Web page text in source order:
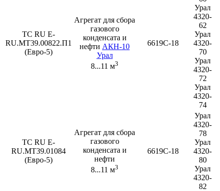
ТС RU E-
RU.МТ39.00822.П1
(Евро-5)
Агрегат для сбора
газового
конденсата и
нефти АКН-10
Урал
8...11 м3
6619С-18
Урал
4320-
62
Урал
4320-
70
Урал
4320-
72
Урал
4320-
74
ТС RU E-
RU.МТ39.01084
(Евро-5)
Агрегат для сбора
газового
конденсата и
нефти
8...11 м3
6619С-18
Урал
4320-
78
Урал
4320-
80
Урал
4320-
82